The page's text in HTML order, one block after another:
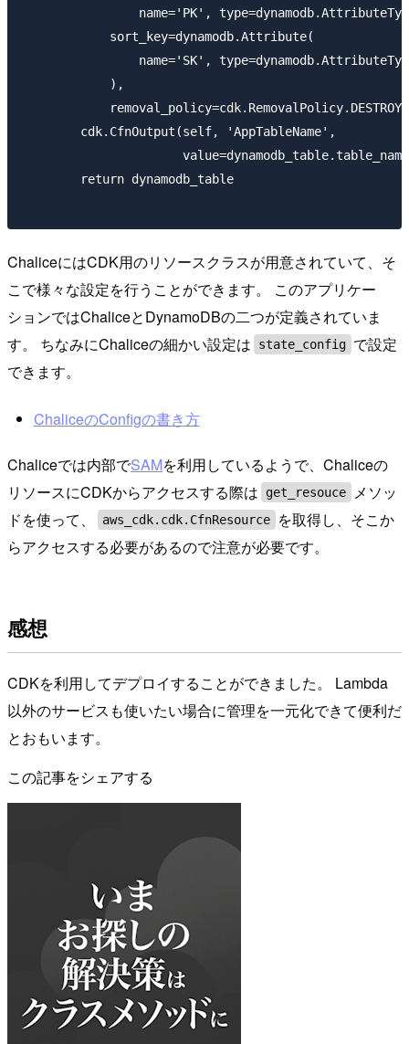
name='PK',
            sort_key=dynamodb.Attribute(
name='SK',
            ),
            removal_policy=cdk.RemovalPolicy.DESTROY)
        cdk.CfnOutput(self, 'AppTableName',
        return dynamodb_table
ChaliceにはCDK用のリソースクラスが用意されていて、そ
こで様々な設定を行うことができます。 このアプリケー
ションではChaliceとDynamoDBの二つが定義されていま
す。 ちなみにChaliceの細かい設定は
state_config で設定
できます。
ChaliceのConfigの書き方
Chaliceでは内部でSAMを利用しているようで、Chaliceの
リソースにCDKからアクセスする際は
get_resouce
メソッ
ドを使って、
aws_cdk.cdk.CfnResource
を取得し、そこか
らアクセスする必要があるので注意が必要です。
感想
CDKを利用してデプロイすることができました。 Lambda
以外のサービスも使いたい場合に管理を一元化できて便利だ
とおもいます。
この記事をシェアする